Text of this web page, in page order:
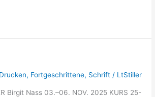
Drucken, Fortgeschrittene, Schrift / LtStiller
Birgit Nass 03.–06. NOV. 2025 KURS 25-